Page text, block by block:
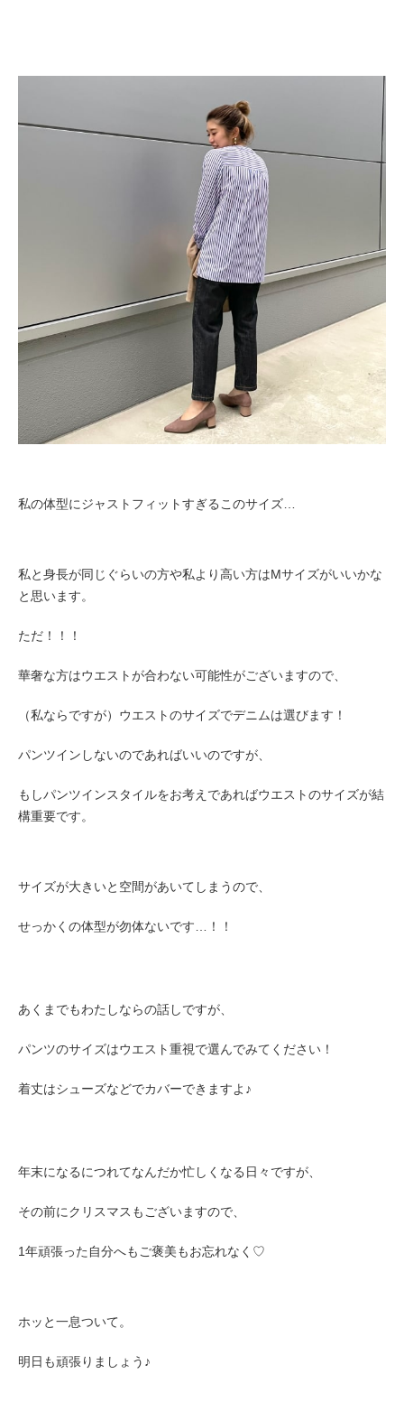
私の体型にジャストフィットすぎるこのサイズ…
私と身長が同じぐらいの方や私より高い方はMサイズがいいかな
と思います。
ただ！！！
華奢な方はウエストが合わない可能性がございますので、
（私ならですが） ウエストのサイズでデニムは選びます！
パンツインしないのであればいいのですが、
もしパンツインスタイルをお考えであればウエストのサイズが結
構重要です。
サイズが大きいと空間があいてしまうので、
せっかくの体型が勿体ないです…！！
あくまでもわたしならの話しですが、
パンツのサイズはウエスト重視で選んでみてください！
着丈はシューズなどでカバーできますよ♪
年末になるにつれてなんだか忙しくなる日々ですが、
その前にクリスマスもございますので、
1年頑張った自分へもご褒美もお忘れなく♡
ホッと一息ついて。
明日も頑張りましょう♪